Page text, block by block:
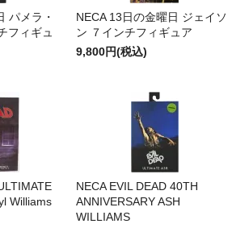
パメラ・
フィギュ
NECA 13日の金曜日 ジェイソ
ン ７インチフィギュア
9,800円(税込)
Williams
NECA EVIL DEAD 40TH
ANNIVERSARY ASH
WILLIAMS